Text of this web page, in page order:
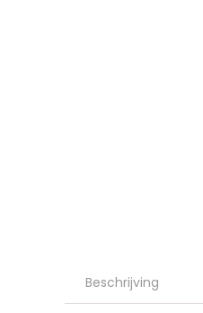
Beschrijving